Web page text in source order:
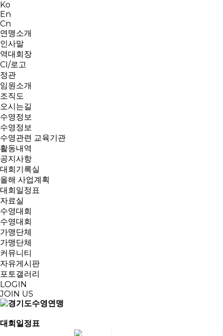
Ko
En
Cn
연맹소개
인사말
역대회장
CI/로고
정관
임원소개
조직도
오시는길
수영정보
수영정보
수영관련 교육기관
활동내역
공지사항
대회기록실
올해 사업계획
대회일정표
자료실
수영대회
수영대회
가맹단체
가맹단체
커뮤니티
자유게시판
포토갤러리
LOGIN
JOIN US
대회일정표